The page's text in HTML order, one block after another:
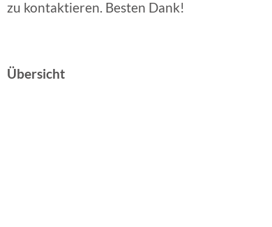
zu kontaktieren. Besten Dank!
Übersicht